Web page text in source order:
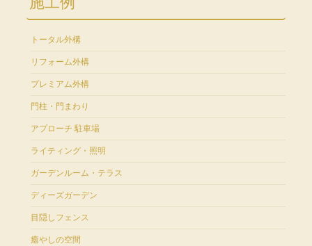
トータル外構
リフォーム外構
プレミアム外構
門柱・門まわり
アプローチ 駐車場
ライティング・照明
ガーデンルーム・テラス
ディーズガーデン
目隠しフェンス
癒やしの空間